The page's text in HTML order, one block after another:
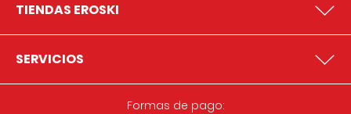
TIENDAS EROSKI
SERVICIOS
Formas de pago: